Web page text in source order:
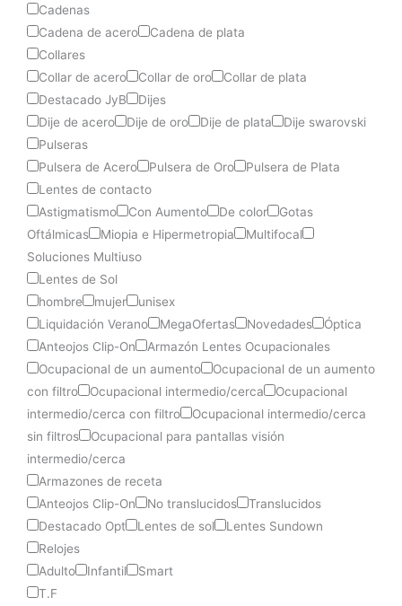
Cadenas
Cadena de acero
Cadena de plata
Collares
Collar de acero
Collar de oro
Collar de plata
Destacado JyB
Dijes
Dije de acero
Dije de oro Dije de plata
Dije swarovski
Pulseras
Pulsera de Acero
Pulsera de Oro
Pulsera de Plata
Lentes de contacto
Astigmatismo
Con Aumento De color
Gotas
Oftálmicas
Miopia e Hipermetropia
Multifocal
Soluciones Multiuso
Lentes de Sol
hombre
mujer
unisex
Liquidación Verano
MegaOfertas Novedades
Óptica
Anteojos Clip-On
Armazón Lentes Ocupacionales
Ocupacional de un aumento
Ocupacional de un aumento
con filtro
Ocupacional intermedio/cerca
Ocupacional
intermedio/cerca con filtro
Ocupacional intermedio/cerca
sin filtros
Ocupacional para pantallas visión
intermedio/cerca
Armazones de receta
Anteojos Clip-On
No translucidos
Translucidos
Destacado Opt
Lentes de sol
Lentes Sundown
Relojes
Adulto
Infantil
Smart
T.F